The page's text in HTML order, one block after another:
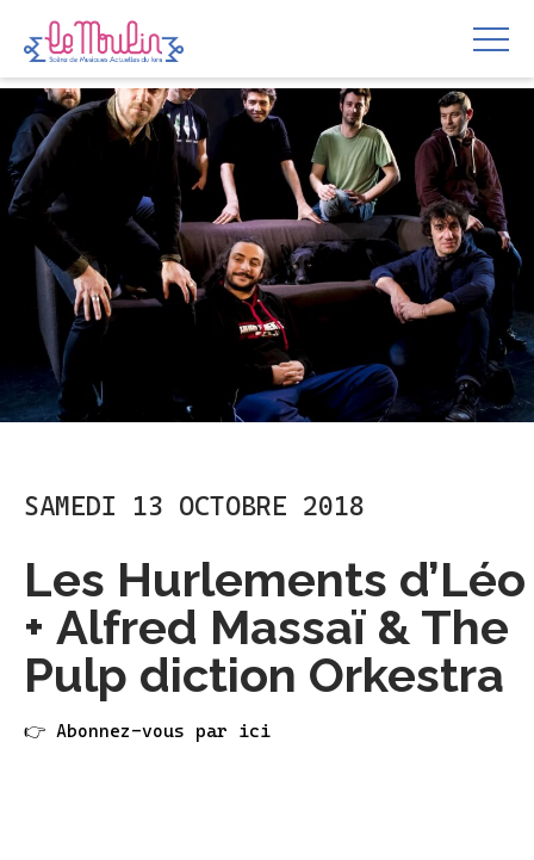
SAMEDI 13 OCTOBRE 2018
Les Hurlements d’Léo
+ Alfred Massaï & The
Pulp diction Orkestra
👉 Abonnez-vous par ici